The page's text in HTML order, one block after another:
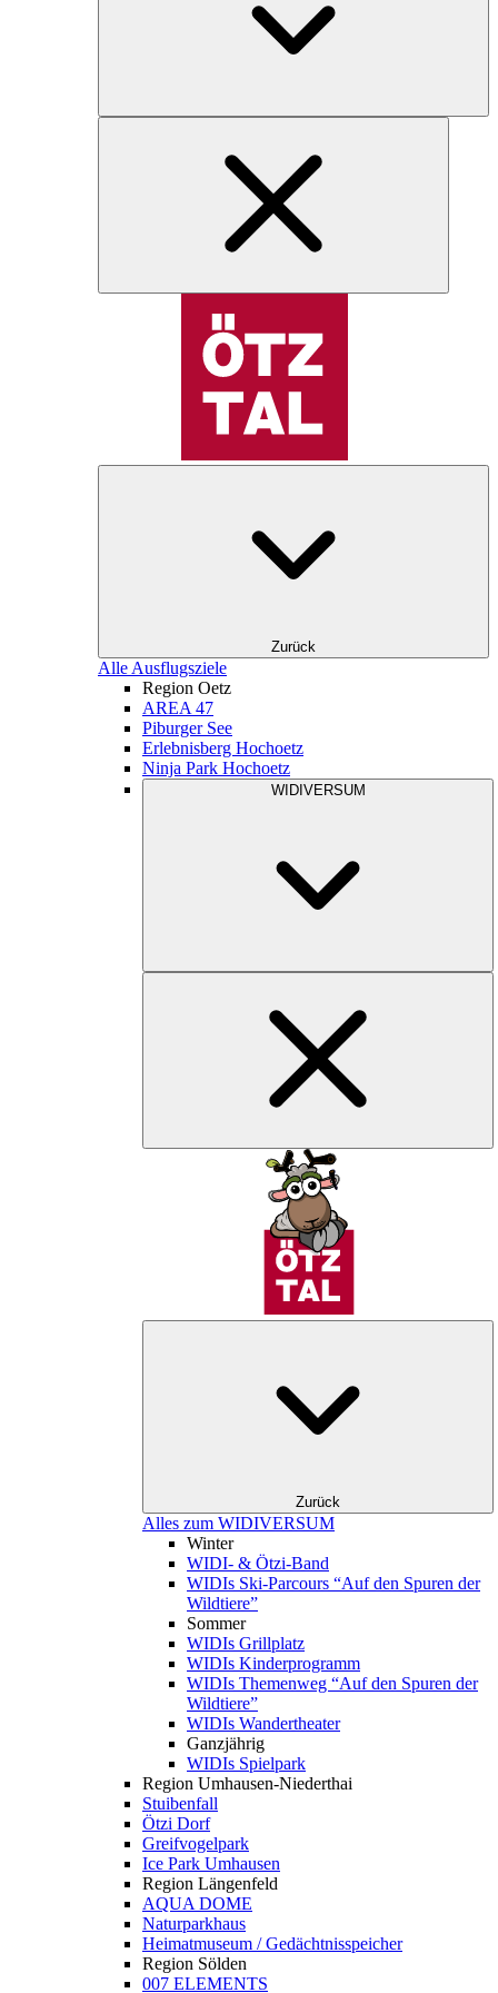
Zurück
Alle Ausflugsziele
Region Oetz
AREA 47
Piburger See
Erlebnisberg Hochoetz
Ninja Park Hochoetz
WIDIVERSUM
Zurück
Alles zum WIDIVERSUM
Winter
WIDI- & Ötzi-Band
WIDIs Ski-Parcours “Auf den Spuren der
Wildtiere”
Sommer
WIDIs Grillplatz
WIDIs Kinderprogramm
WIDIs Themenweg “Auf den Spuren der
Wildtiere”
WIDIs Wandertheater
Ganzjährig
WIDIs Spielpark
Region Umhausen-Niederthai
Stuibenfall
Ötzi Dorf
Greifvogelpark
Ice Park Umhausen
Region Längenfeld
AQUA DOME
Naturparkhaus
Heimatmuseum / Gedächtnisspeicher
Region Sölden
007 ELEMENTS